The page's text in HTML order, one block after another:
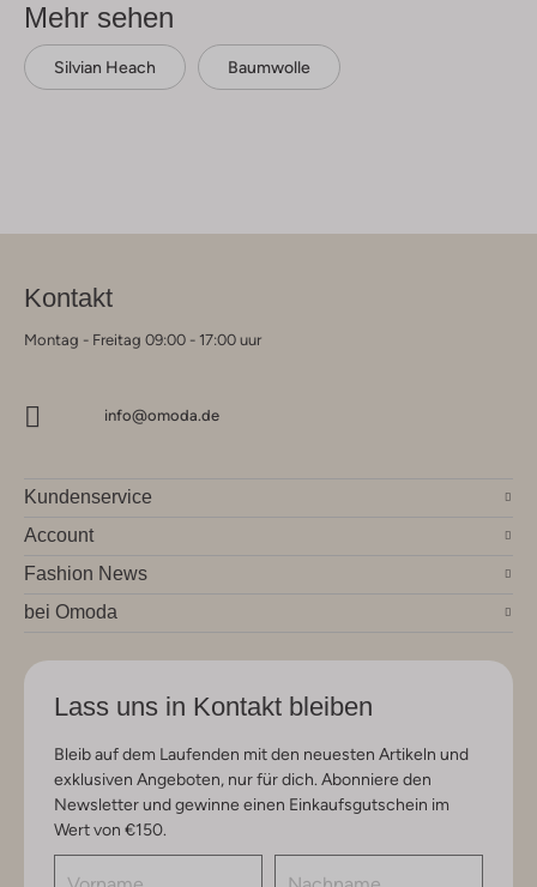
Mehr sehen
Silvian Heach Baumwolle
Kontakt
Montag - Freitag 09:00 - 17:00 uur
info@omoda.de
Kundenservice
Account
Fashion News
bei Omoda
Lass uns in Kontakt bleiben
Bleib auf dem Laufenden mit den neuesten Artikeln und
exklusiven Angeboten, nur für dich. Abonniere den
Newsletter und gewinne einen Einkaufsgutschein im
Wert von €150.